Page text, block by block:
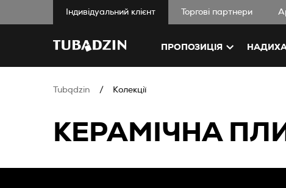
Iндивідуальний клієнт Торгові партнери
ПРОПОЗИЦІЯ
Tubądzin Колекції
КЕРАМІЧНА